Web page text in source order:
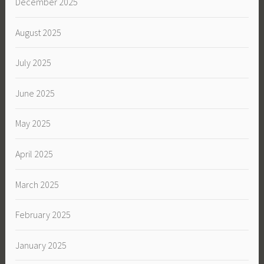
August 2025
July 2025
June 2025
May 2025
April 2025
March 2025
February 2025
January 2025